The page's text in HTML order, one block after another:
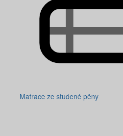
Matrace ze studené pěny